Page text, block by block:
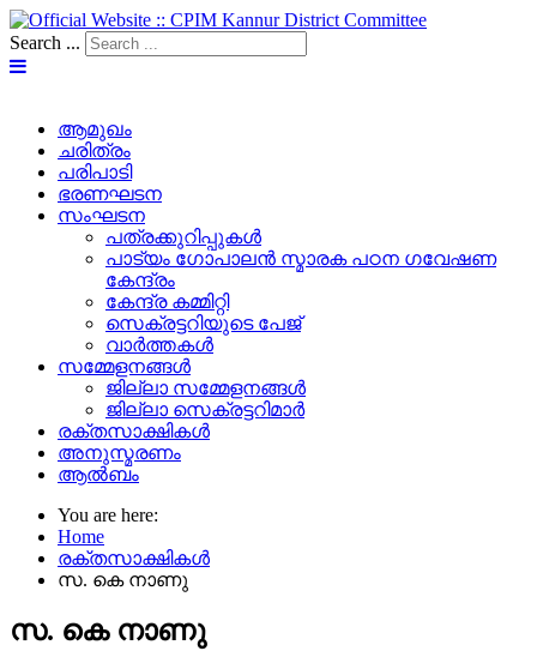
Search ...
ആമുഖം
ചരിത്രം
പരിപാടി
ഭരണഘടന
സംഘടന
പത്രക്കുറിപ്പുകള്‍
പാട്യം ഗോപാലൻ സ്മാരക പഠന ഗവേഷണ
കേന്ദ്രം
കേന്ദ്ര കമ്മിറ്റി
സെക്രട്ടറിയുടെ പേജ്‌
വാർത്തകൾ
സമ്മേളനങ്ങൾ
ജില്ലാ സമ്മേളനങ്ങൾ
ജില്ലാ സെക്രട്ടറിമാർ
രക്തസാക്ഷികൾ
അനുസ്മരണം
ആൽബം
You are here:
Home
രക്തസാക്ഷികൾ
സ. കെ നാണു
സ. കെ നാണു